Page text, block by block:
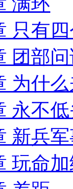
只有
团部
为什
永不
新兵
玩命